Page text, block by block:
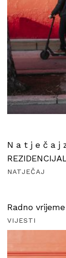
N a t j e č a j
NATJEČAJ
Radno
VIJESTI